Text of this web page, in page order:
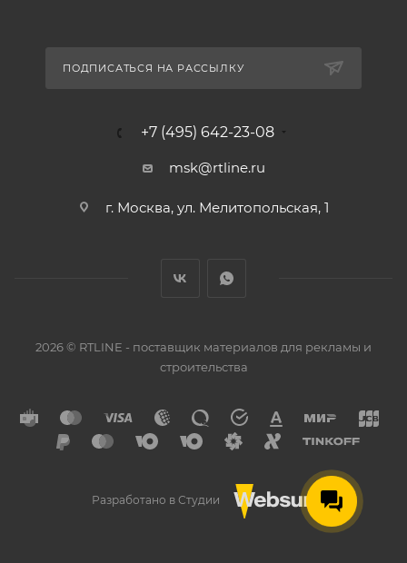
ПОДПИСАТЬСЯ НА РАССЫЛКУ
+7 (495) 642-23-08
msk@rtline.ru
г. Москва, ул. Мелитопольская, 1
2026 © RTLINE - поставщик материалов для рекламы и
строительства
Разработано в Студии